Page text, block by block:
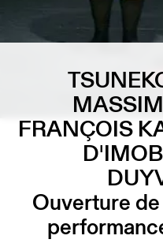
FRANÇOIS
Ouverture de